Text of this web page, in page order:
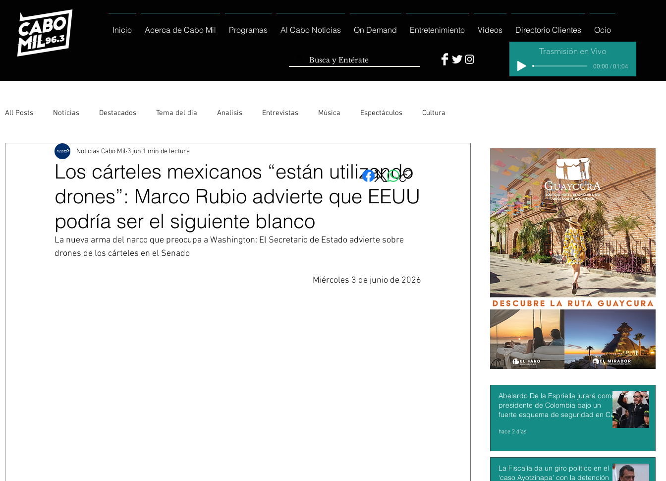
Inicio Acerca de Cabo Mil Programas Al Cabo Noticias On Demand Entretenimiento Videos Directorio Clientes Ocio
Trasmisión en Vivo
00:00 / 01:04
All Posts Noticias Destacados Tema del dia Analisis Entrevistas Música Espectáculos Cultura
Entérate Deportes La buena del día
Ayuntamiento de Los Cabos Informa Nacionales e Internacionales Columnas Locales Los Cabos Servicio Social
Los cárteles mexicanos “están utilizando
drones”: Marco Rubio advierte que EEUU
podría ser el siguiente blanco
Noticias Cabo Mil 3 jun 1 min de lectura
La nueva arma del narco que preocupa a Washington: El Secretario de Estado advierte sobre
drones de los cárteles en el Senado
Miércoles 3 de junio de 2026
Abelardo De la Espriella jurará como
presidente de Colombia bajo un
fuerte esquema de seguridad en Cali
hace 2 días
La Fiscalía da un giro político en el
‘caso Ayotzinapa’ con la detención